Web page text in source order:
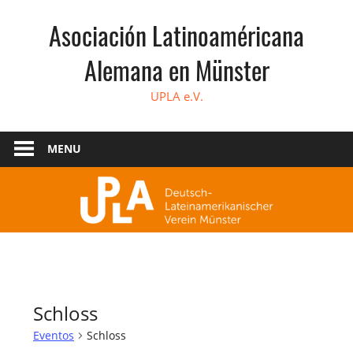
Asociación Latinoaméricana
Alemana en Münster
UPLA e.V.
MENU
Schloss
Eventos Schloss